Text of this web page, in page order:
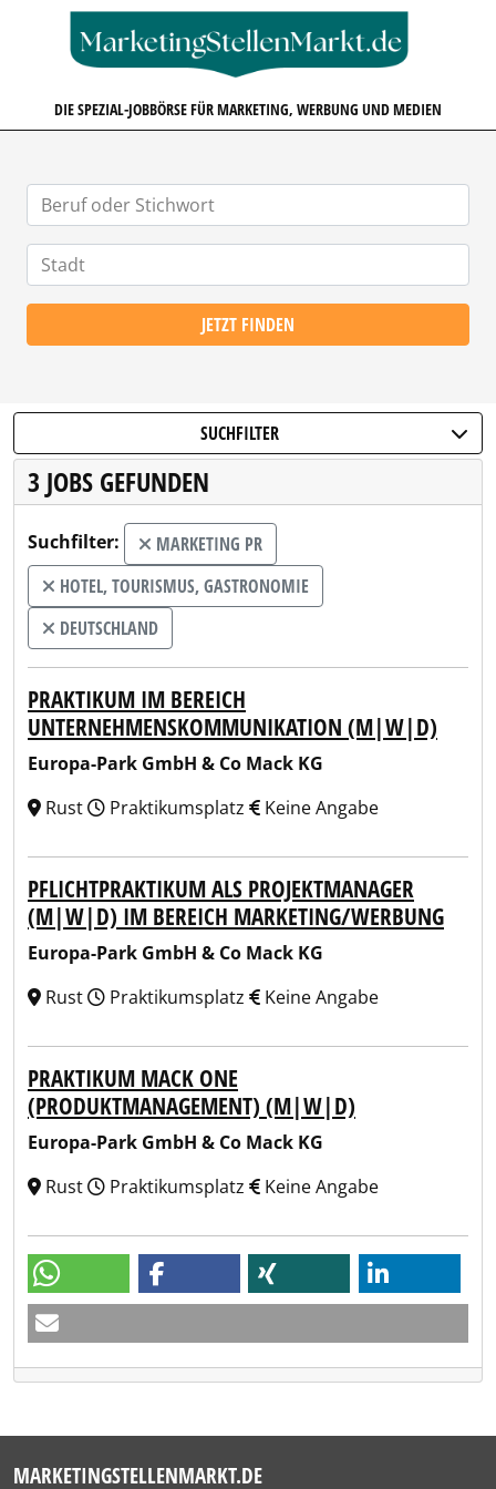
DIE SPEZIAL-JOBBÖRSE FÜR MARKETING, WERBUNG UND MEDIEN
JETZT FINDEN
SUCHFILTER
3 JOBS GEFUNDEN
Suchfilter:
MARKETING PR
HOTEL, TOURISMUS, GASTRONOMIE
DEUTSCHLAND
PRAKTIKUM IM BEREICH
UNTERNEHMENSKOMMUNIKATION (M|W|D)
Europa-Park GmbH & Co Mack KG
Rust
Praktikumsplatz Keine Angabe
PFLICHTPRAKTIKUM ALS PROJEKTMANAGER
(M|W|D) IM BEREICH MARKETING/WERBUNG
Europa-Park GmbH & Co Mack KG
Rust
Praktikumsplatz Keine Angabe
PRAKTIKUM MACK ONE
(PRODUKTMANAGEMENT) (M|W|D)
Europa-Park GmbH & Co Mack KG
Rust
Praktikumsplatz Keine Angabe
MARKETINGSTELLENMARKT.DE